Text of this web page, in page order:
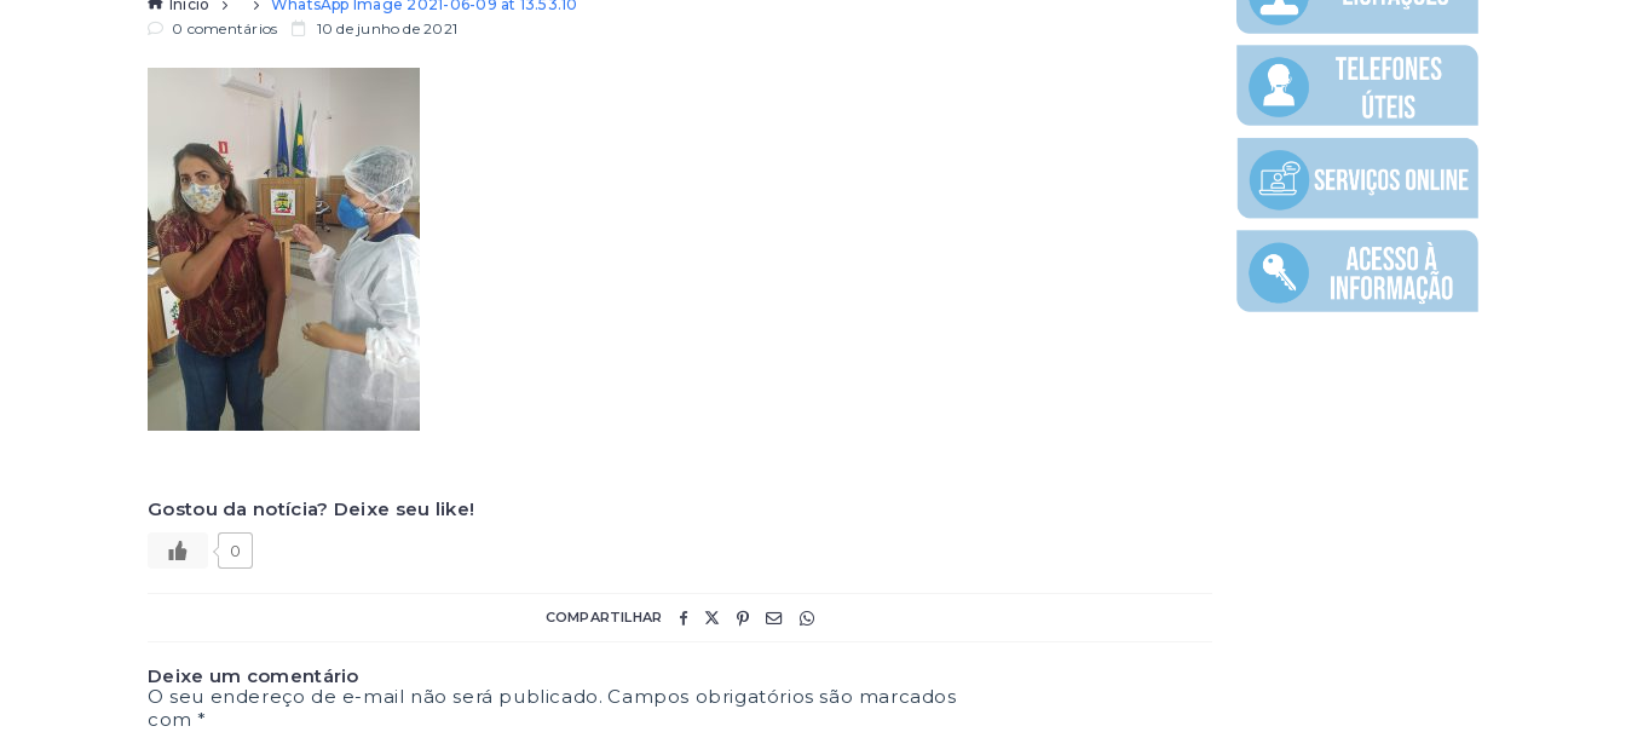
Início
WhatsApp Image 2021-06-09 at 13.53.10
0 comentários
10 de junho de 2021
Gostou da notícia? Deixe seu like!
0
COMPARTILHAR
Deixe um comentário
O seu endereço de e-mail não será publicado. Campos obrigatórios são marcados
com*